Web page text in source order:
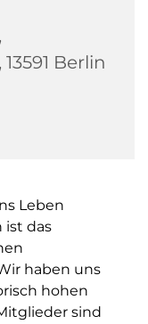
Berlin
Leben
ist das
haben uns
hohen
sind